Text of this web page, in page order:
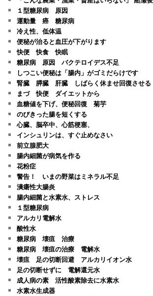
１型糖尿病 原因
運動量 癌 糖尿病
冷え性、低体温
便秘が治ると血圧が下がります
快便 快食 快眠
糖尿病 原因 バクテロイデス不足
しつこい便秘は「腸内」がゴミだらけです
腎臓 膵臓 肝臓 しばらく休ませ回復させる
まづ 快便 ダイエットから
血糖値を下げ、便秘回復 菊芋
のびきった腸を短くする
心臓、脳卒中、心筋梗塞、
インシュリンは、すぐ止めなさい
前立腺肥大
腸内細菌が病気を作る
花粉症
警告！ いまの野菜はミネラル不足
潰瘍性大腸炎
腸内細菌と水素水、ストレス
１型糖尿病
アルカリ電解水
酸性水
糖尿病 壊疽 治療
糖尿病 壊疽の治療 電解水
壊疽 足の切断回避 アルカリイオン水
足の切断せずに 電解還元水
成人病の素 活性酸素除去に水素水
水素水生成器